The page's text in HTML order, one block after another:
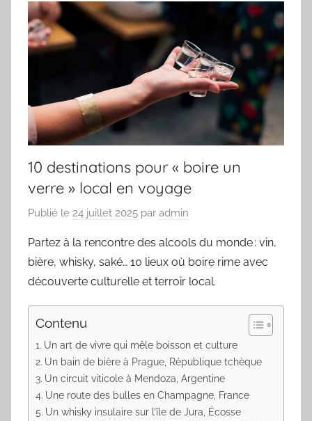
10 destinations pour « boire un
verre » local en voyage
Publié le 24 juillet 2025 par admin
Partez à la rencontre des alcools du monde : vin,
bière, whisky, saké… 10 lieux où boire rime avec
découverte culturelle et terroir local.
Contenu
Un art de vivre qui mêle boisson et culture
Un bain de bière à Prague, République tchèque
Un circuit viticole à Mendoza, Argentine
Une route des bulles en Champagne, France
Un whisky insulaire sur l’île de Jura, Écosse